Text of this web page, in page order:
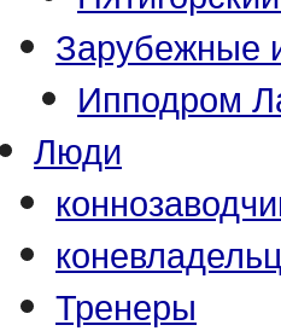
Зарубежные
Ипподром
Люди
Тренеры